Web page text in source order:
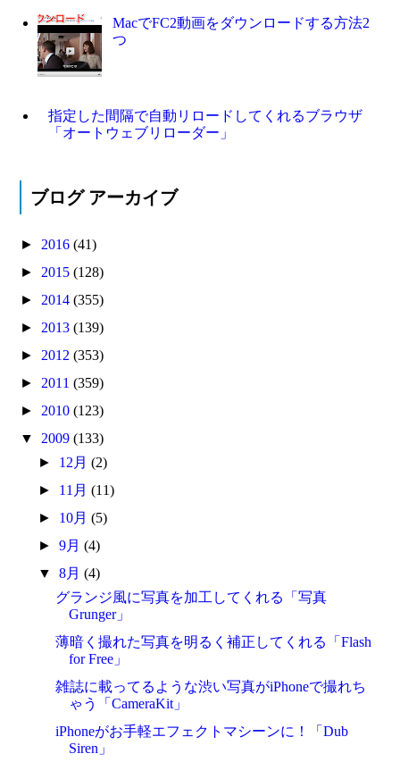
MacでFC2動画をダウンロードする方法2
つ
指定した間隔で自動リロードしてくれるブラウザ
「オートウェブリローダー」
ブログ アーカイブ
► 2016(41)
► 2015(128)
► 2014(355)
► 2013(139)
► 2012(353)
► 2011(359)
► 2010(123)
▼ 2009(133)
► 12月 (2)
► 11月 (11)
► 10月 (5)
► 9月 (4)
▼ 8月 (4)
グランジ風に写真を加工してくれる「写真
Grunger」
薄暗く撮れた写真を明るく補正してくれる「Flash
for Free」
雑誌に載ってるような渋い写真がiPhoneで撮れち
ゃう「CameraKit」
iPhoneがお手軽エフェクトマシーンに！「Dub
Siren」